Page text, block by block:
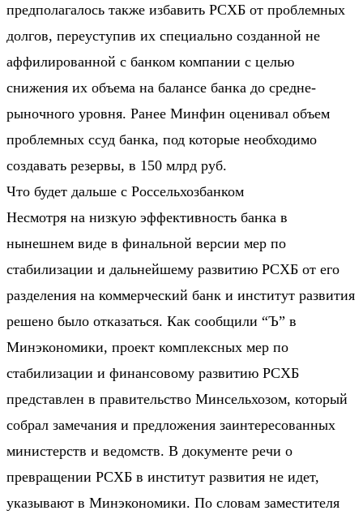
предполагалось также избавить РСХБ от проблемных
долгов, переуступив их специально созданной не
аффилированной с банком компании с целью
снижения их объема на балансе банка до средне-
рыночного уровня. Ранее Минфин оценивал объем
проблемных ссуд банка, под которые необходимо
создавать резервы, в 150 млрд руб.
Что будет дальше с Россельхозбанком
Несмотря на низкую эффективность банка в
нынешнем виде в финальной версии мер по
стабилизации и дальнейшему развитию РСХБ от его
разделения на коммерческий банк и институт развития
решено было отказаться. Как сообщили “Ъ” в
Минэкономики, проект комплексных мер по
стабилизации и финансовому развитию РСХБ
представлен в правительство Минсельхозом, который
собрал замечания и предложения заинтересованных
министерств и ведомств. В документе речи о
превращении РСХБ в институт развития не идет,
указывают в Минэкономики. По словам заместителя